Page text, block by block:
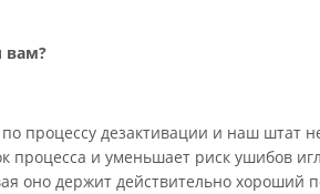
вам?
процессу дезактивации и наш штат
процесса и уменьшает риск ушибов
оно держит действительно хороший